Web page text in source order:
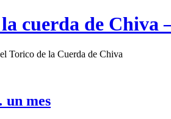
cuerda de Chiva
Torico de la Cuerda de Chiva
un mes